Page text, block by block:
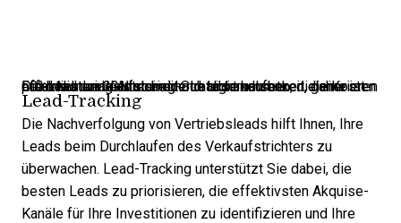
Die meisten Leads sind noch nicht kaufbereit, daher ist Lead Nurturing entscheidend. Unternehmen, die eine effektive Lead-Nurturing-Strategie umsetzen, generieren 50% mehr verkaufsbereite Leads und senken die Kosten pro Lead um 33%.
Lead-Tracking
Die Nachverfolgung von Vertriebsleads hilft Ihnen, Ihre
Leads beim Durchlaufen des Verkaufstrichters zu
überwachen. Lead-Tracking unterstützt Sie dabei, die
besten Leads zu priorisieren, die effektivsten Akquise-
Kanäle für Ihre Investitionen zu identifizieren und Ihre